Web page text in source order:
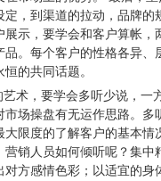
，到渠道的拉动，品牌的
示，要学会和客户算帐，
。每个客户的性格各异
的共同话题。
术，要学会多听少说，一
场操盘有无运作思路。
限度的了解客户的基本
销人员如何倾听呢？集
方感情色彩；以适宜的身